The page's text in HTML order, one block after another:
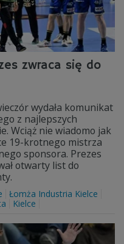
zwraca się do
wydała komunikat
z najlepszych
Wciąż nie wiadomo jak
19-krotnego mistrza
sponsora. Prezes
otwarty list do
Łomża Industria Kielce
Kielce